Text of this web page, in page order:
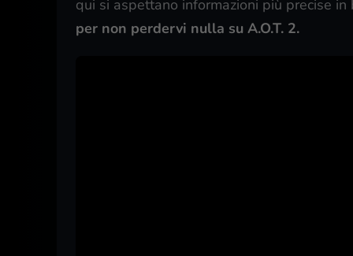
qui si aspettano informazioni più precise in
per non perdervi nulla su A.O.T. 2.